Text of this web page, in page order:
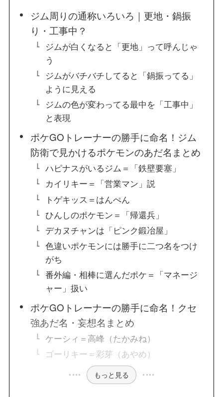
ジム周りの通称いろいろ｜更地・鍋振
り・工事中？
ジムが白くなると「更地」って呼んじゃ
う
ジムがバチバチしてると「鍋振ってる」
ように見える
ジムの色が変わってる最中を「工事中」
と表現
ポケGOトレーナーの勝手に命名！ジム
防衛で見かけるポケモンのあだ名まとめ
ハピナスがいるジム＝「鉄壁要塞」
カイリキー＝「営業マン」説
トゲキッス＝はんぺん
ひんしのポケモン＝「帰還兵」
デカヌチャンは「ピンク鍛冶屋」
色違いポケモンには勝手に二つ名をつけ
がち
番外編・相棒に選んだポケ＝「マネージ
ャー」扱い
ポケGOトレーナーの勝手に命名！クセ
強あだ名・妄想名まとめ
ケーシィ＝高峰（たかみね）
ゴーリキー＝彩芽（あやめ）
もっと見る